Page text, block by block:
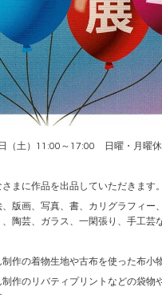
（土）11:00～17:00 日曜・月曜
まに作品を出品していただきます。
版画、写真、書、カリグラフィー
陶芸、ガラス、一閑張り、手工芸
作の着物生地や古布を使った布小
バティプリントなどの袋物や